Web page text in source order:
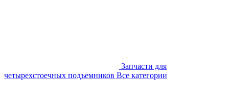
Запчасти для
четырехстоечных подъемников Все категории